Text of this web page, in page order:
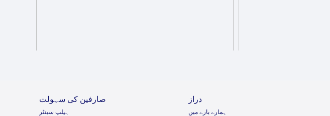
صارفین کی سہولت
ہیلپ سینٹر
دراز
ہمارے بارے میں